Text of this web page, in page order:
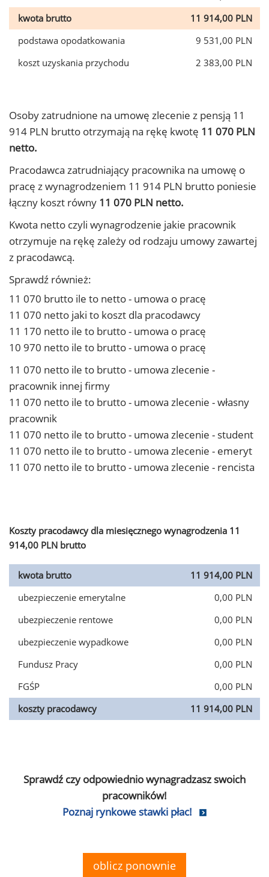
kwota brutto
11 914,00 PLN
podstawa opodatkowania
9 531,00 PLN
koszt uzyskania przychodu
2 383,00 PLN
Osoby zatrudnione na umowę zlecenie z pensją 11
914 PLN brutto otrzymają na rękę kwotę 11 070 PLN
netto.
Pracodawca zatrudniający pracownika na umowę o
pracę z wynagrodzeniem 11 914 PLN brutto poniesie
łączny koszt równy 11 070 PLN netto.
Kwota netto czyli wynagrodzenie jakie pracownik
otrzymuje na rękę zależy od rodzaju umowy zawartej
z pracodawcą.
Sprawdź również:
11 070 brutto ile to netto - umowa o pracę
11 070 netto jaki to koszt dla pracodawcy
11 170 netto ile to brutto - umowa o pracę
10 970 netto ile to brutto - umowa o pracę
11 070 netto ile to brutto - umowa zlecenie -
pracownik innej firmy
11 070 netto ile to brutto - umowa zlecenie - własny
pracownik
11 070 netto ile to brutto - umowa zlecenie - student
11 070 netto ile to brutto - umowa zlecenie - emeryt
11 070 netto ile to brutto - umowa zlecenie - rencista
Koszty pracodawcy dla miesięcznego wynagrodzenia 11
914,00 PLN brutto
kwota brutto
11 914,00 PLN
ubezpieczenie emerytalne
0,00 PLN
ubezpieczenie rentowe
0,00 PLN
ubezpieczenie wypadkowe
0,00 PLN
Fundusz Pracy
0,00 PLN
FGŚP
0,00 PLN
koszty pracodawcy
11 914,00 PLN
Sprawdź czy odpowiednio wynagradzasz swoich
pracowników!
Poznaj rynkowe stawki płac!
oblicz ponownie